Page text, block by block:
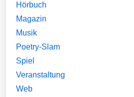
Hörbuch
Magazin
Musik
Poetry-Slam
Spiel
Veranstaltung
Web